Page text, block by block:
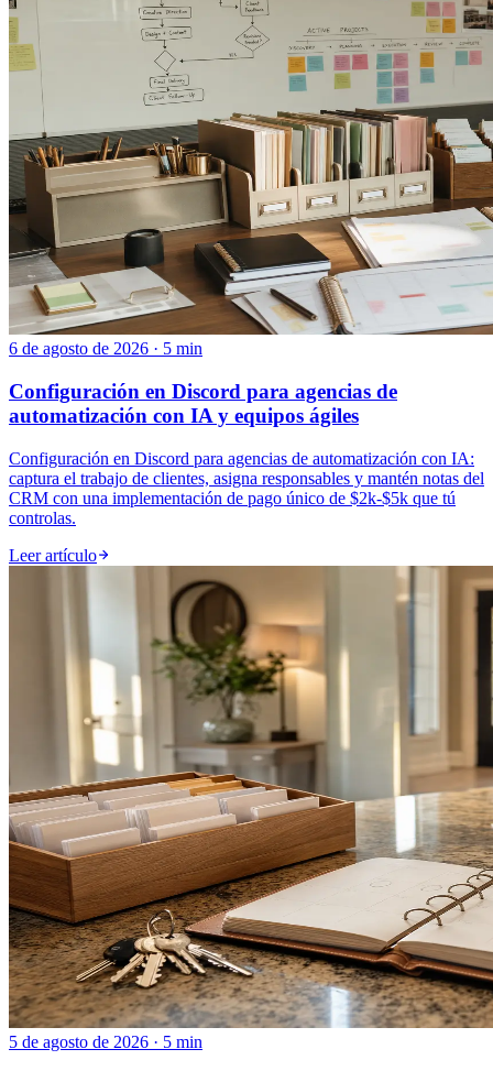
6 de agosto de 2026 · 5 min
Configuración en Discord para agencias de
automatización con IA y equipos ágiles
Configuración en Discord para agencias de automatización con IA:
captura el trabajo de clientes, asigna responsables y mantén notas del
CRM con una implementación de pago único de $2k-$5k que tú
controlas.
Leer artículo
5 de agosto de 2026 · 5 min